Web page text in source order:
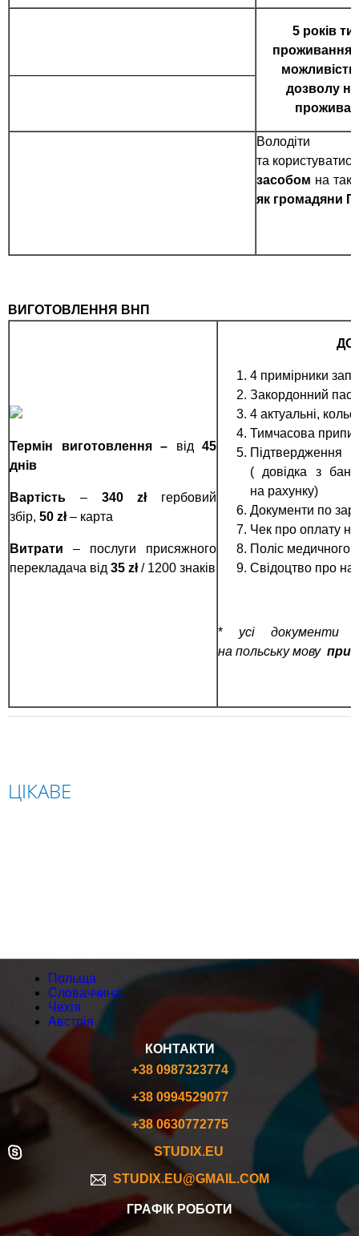
5 років
проживання
дозволу
Володіти
та користуватися
засобом на
як громадяни
ВИГОТОВЛЕННЯ ВНП
Термін виготовлення – від 45
днів
Вартість – 340złгербовий
збір, 50 zł– карта
Витрати – послуги присяжного
перекладача від 35 zł/ 1200 знаків
4 примірники
Закордонний
4 актуальні,
Тимчасова
Підтвердження
( довідка з
на рахунку)
Документи по
Чек про оплату
Поліс медичного
Свідоцтво про
* усі документи
на польську мову
ЦІКАВЕ
Польща
Словаччина
Чехія
Австрія
КОНТАКТИ
+38 0987323774
+38 0994529077
+38 0630772775
STUDIX.EU
STUDIX.EU@GMAIL.COM
ГРАФІК РОБОТИ